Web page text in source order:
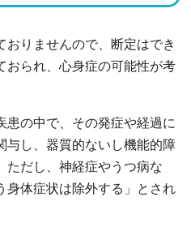
りませんので、断定はでき
おられ、心身症の可能性が考
患の中で、その発症や経過に
与し、器質的ないし機能的障
ただし、神経症やうつ病な
身体症状は除外する」とされ